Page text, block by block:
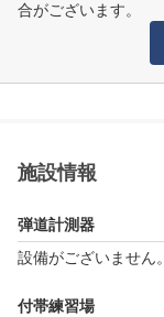
合がございます。
施設情報
弾道計測器
設備がございません。
付帯練習場